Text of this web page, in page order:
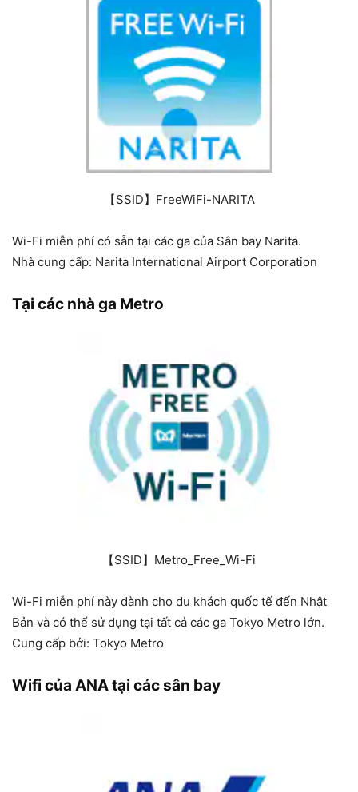
【SSID】FreeWiFi-NARITA
Wi-Fi miễn phí có sẵn tại các ga của Sân bay Narita.
Nhà cung cấp: Narita International Airport Corporation
Tại các nhà ga Metro
【SSID】Metro_Free_Wi-Fi
Wi-Fi miễn phí này dành cho du khách quốc tế đến Nhật
Bản và có thể sử dụng tại tất cả các ga Tokyo Metro lớn.
Cung cấp bởi: Tokyo Metro
Wifi của ANA tại các sân bay